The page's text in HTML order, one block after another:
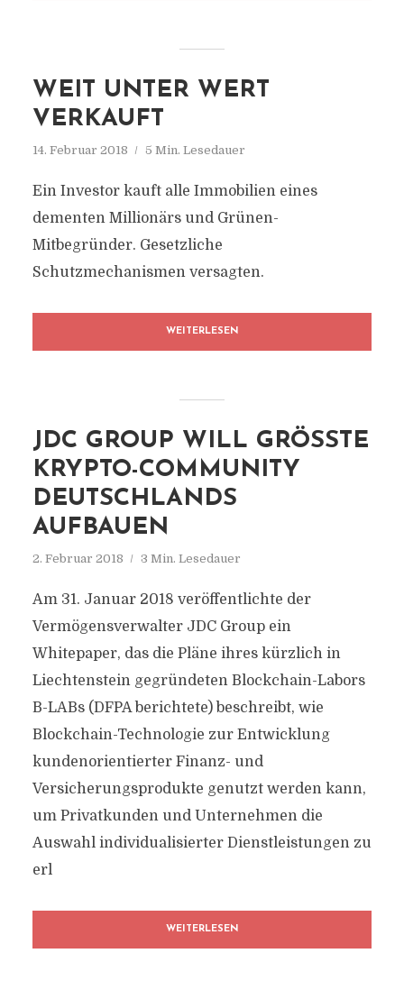
WEIT UNTER WERT
VERKAUFT
14. Februar 2018 5 Min. Lesedauer
Ein Investor kauft alle Immobilien eines
dementen Millionärs und Grünen-
Mitbegründer. Gesetzliche
Schutzmechanismen versagten.
WEITERLESEN
JDC GROUP WILL GRÖSSTE K
RYPTO-COMMUNITY D
EUTSCHLANDS A
UFBAUEN
2. Februar 2018 3 Min. Lesedauer
Am 31. Januar 2018 veröffentlichte der
Vermögensverwalter JDC Group ein
Whitepaper, das die Pläne ihres kürzlich in
Liechtenstein gegründeten Blockchain-Labors
B-LABs (DFPA berichtete) beschreibt, wie
Blockchain-Technologie zur Entwicklung
kundenorientierter Finanz- und
Versicherungsprodukte genutzt werden kann,
um Privatkunden und Unternehmen die
Auswahl individualisierter Dienstleistungen zu
erl
WEITERLESEN